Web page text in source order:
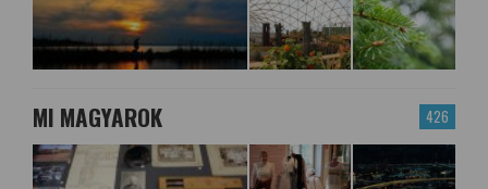
426
MI MAGYAROK